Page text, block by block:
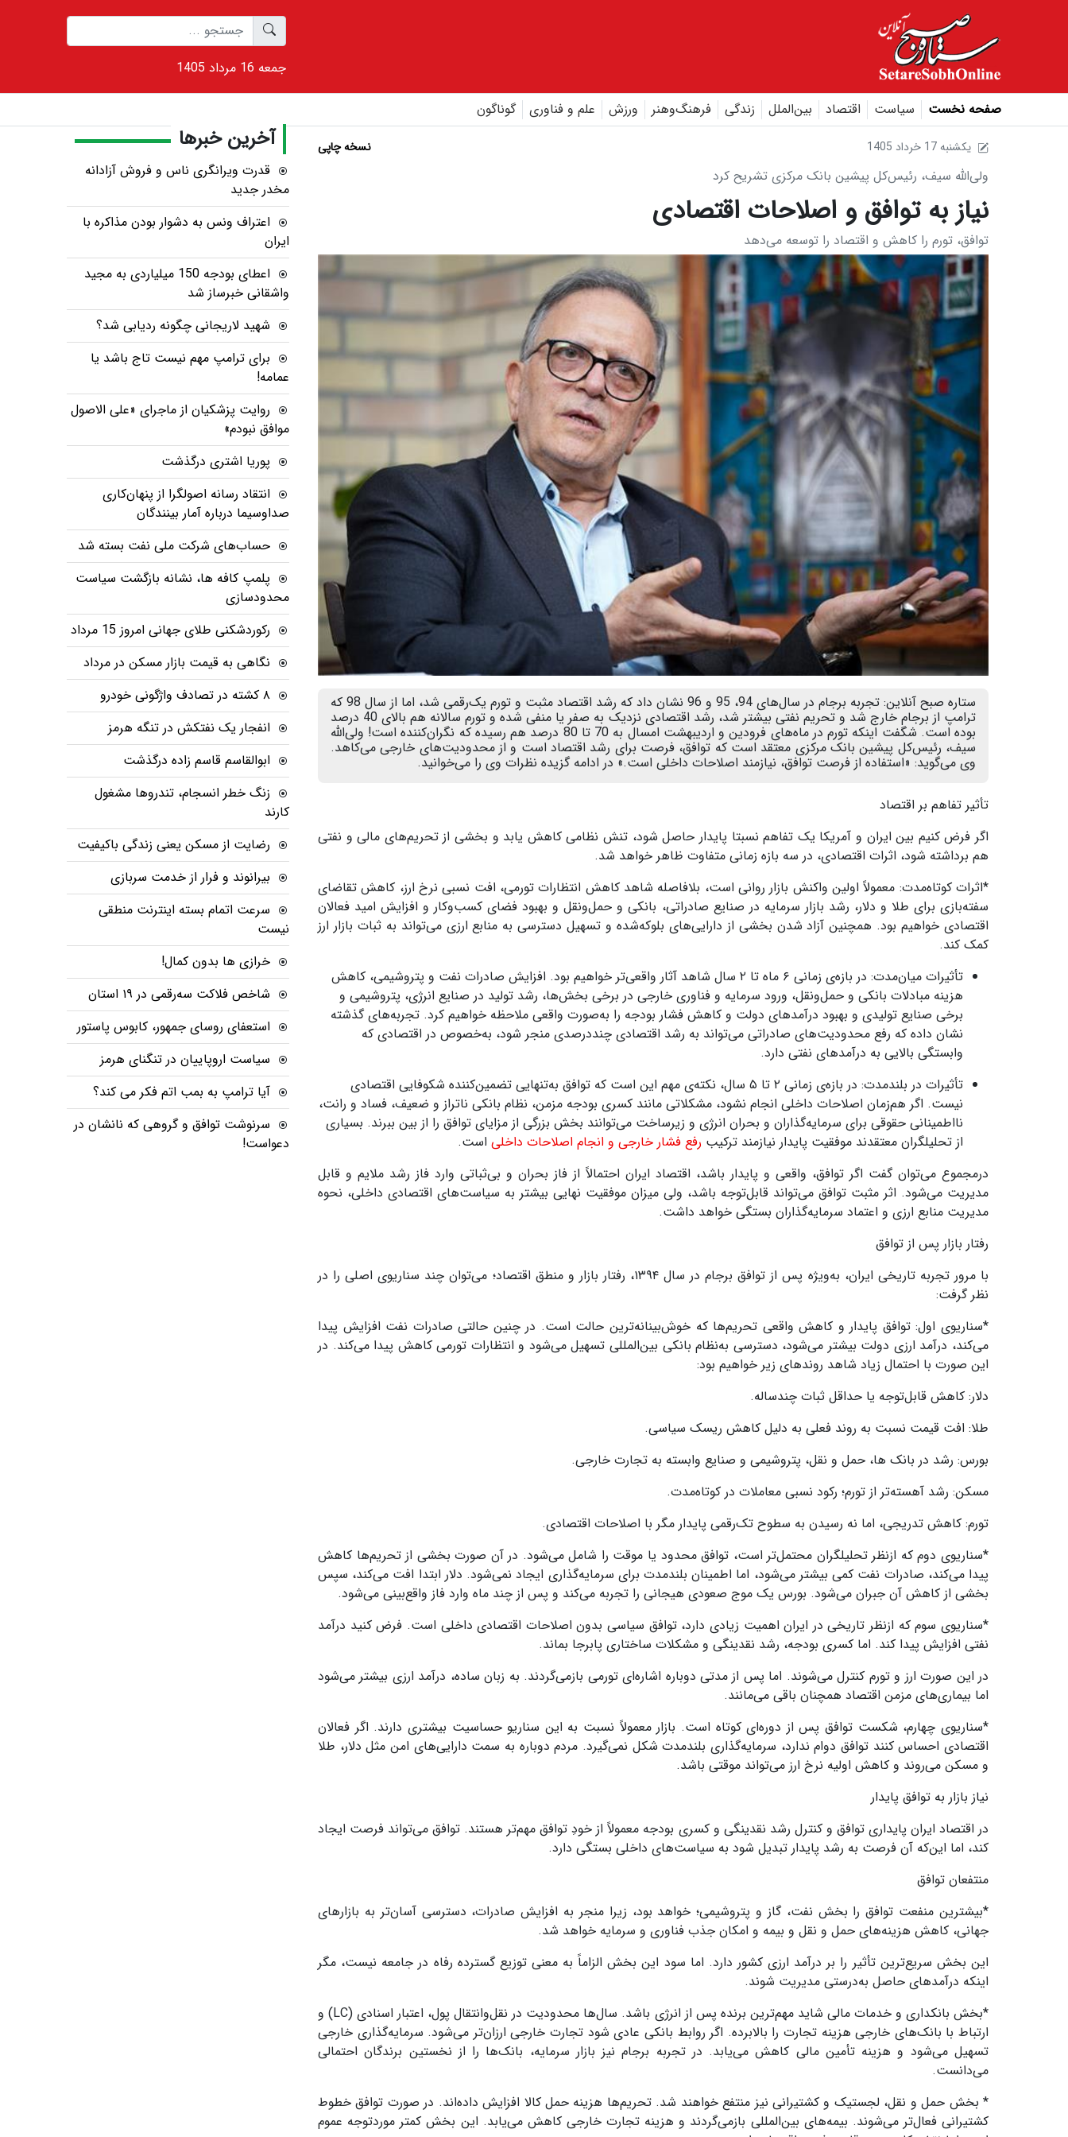
1405 جمعه 16 مرداد
صفحه نخست سیاست اقتصاد بین‌الملل زندگی فرهنگ‌و‌هنر ورزش علم و فناوری گوناگون
1405 يکشنبه 17 خرداد نسخه چاپی
ولی‌الله سیف، رئیس‌کل پیشین بانک مرکزی تشریح کرد
نیاز به توافق و اصلاحات اقتصادی
توافق، تورم را کاهش و اقتصاد را توسعه می‌دهد
ستاره صبح آنلاین: تجربه برجام در سال‌های 94، 95 و 96 نشان داد که رشد اقتصاد مثبت و تورم یک‌رقمی شد، اما از سال 98 که
ترامپ از برجام خارج شد و تحریم نفتی بیشتر شد، رشد اقتصادی نزدیک به صفر یا منفی شده و تورم سالانه هم بالای 40 درصد
بوده است. شگفت اینکه تورم در ماه‌های فرودین و اردیبهشت امسال به 70 تا 80 درصد هم رسیده که نگران‌کننده است! ولی‌الله
سیف، رئیس‌کل پیشین بانک مرکزی معتقد است که توافق، فرصت برای رشد اقتصاد است و از محدودیت‌های خارجی می‌کاهد.
وی می‌گوید: «استفاده از فرصت توافق، نیازمند اصلاحات داخلی است.» در ادامه گزیده نظرات وی را می‌خوانید.
تأثیر تفاهم بر اقتصاد
اگر فرض کنیم بین ایران و آمریکا یک تفاهم نسبتا پایدار حاصل شود، تنش نظامی کاهش یابد و بخشی از تحریم‌های مالی و نفتی
هم برداشته شود، اثرات اقتصادی، در سه بازه زمانی متفاوت ظاهر خواهد شد.
*اثرات کوتاه‌مدت: معمولاً اولین واکنش بازار روانی است، بلافاصله شاهد کاهش انتظارات تورمی، افت نسبی نرخ ارز، کاهش تقاضای
سفته‌بازی برای طلا و دلار، رشد بازار سرمایه در صنایع صادراتی، بانکی و حمل‌ونقل و بهبود فضای کسب‌وکار و افزایش امید فعالان
اقتصادی خواهیم بود. همچنین آزاد شدن بخشی از دارایی‌های بلوکه‌شده و تسهیل دسترسی به منابع ارزی می‌تواند به ثبات بازار ارز
کمک کند.
تأثیرات میان‌مدت: در بازه‌ی زمانی ۶ ماه تا ۲ سال شاهد آثار واقعی‌تر خواهیم بود. افزایش صادرات نفت و پتروشیمی، کاهش
هزینه مبادلات بانکی و حمل‌ونقل، ورود سرمایه و فناوری خارجی در برخی بخش‌ها، رشد تولید در صنایع انرژی، پتروشیمی و
برخی صنایع تولیدی و بهبود درآمدهای دولت و کاهش فشار بودجه را به‌صورت واقعی ملاحظه خواهیم کرد. تجربه‌های گذشته
نشان داده که رفع محدودیت‌های صادراتی می‌تواند به رشد اقتصادی چنددرصدی منجر شود، به‌خصوص در اقتصادی که
وابستگی بالایی به درآمدهای نفتی دارد.
تأثیرات در بلندمدت: در بازه‌ی زمانی ۲ تا ۵ سال، نکته‌ی مهم این است که توافق به‌تنهایی تضمین‌کننده شکوفایی اقتصادی
نیست. اگر هم‌زمان اصلاحات داخلی انجام نشود، مشکلاتی مانند کسری بودجه مزمن، نظام بانکی ناتراز و ضعیف، فساد و رانت،
نااطمینانی حقوقی برای سرمایه‌گذاران و بحران انرژی و زیرساخت می‌توانند بخش بزرگی از مزایای توافق را از بین ببرند. بسیاری
از تحلیلگران معتقدند موفقیت پایدار نیازمند ترکیب رفع فشار خارجی و انجام اصلاحات داخلی است.
درمجموع می‌توان گفت اگر توافق، واقعی و پایدار باشد، اقتصاد ایران احتمالاً از فاز بحران و بی‌ثباتی وارد فاز رشد ملایم و قابل
مدیریت می‌شود. اثر مثبت توافق می‌تواند قابل‌توجه باشد، ولی میزان موفقیت نهایی بیشتر به سیاست‌های اقتصادی داخلی، نحوه
مدیریت منابع ارزی و اعتماد سرمایه‌گذاران بستگی خواهد داشت.
رفتار بازار پس از توافق
با مرور تجربه تاریخی ایران، به‌ویژه پس از توافق برجام در سال۱۳۹۴، رفتار بازار و منطق اقتصاد؛ می‌توان چند سناریوی اصلی را در
نظر گرفت:
*سناریوی اول: توافق پایدار و کاهش واقعی تحریم‌ها که خوش‌بینانه‌ترین حالت است. در چنین حالتی صادرات نفت افزایش پیدا
می‌کند، درآمد ارزی دولت بیشتر می‌شود، دسترسی به‌نظام بانکی بین‌المللی تسهیل می‌شود و انتظارات تورمی کاهش پیدا می‌کند. در
این صورت با احتمال زیاد شاهد روندهای زیر خواهیم بود:
دلار: کاهش قابل‌توجه یا حداقل ثبات چندساله.
طلا: افت قیمت نسبت به روند فعلی به دلیل کاهش ریسک سیاسی.
بورس: رشد در بانک ‌ها، حمل ‌و نقل، پتروشیمی و صنایع وابسته به تجارت خارجی.
مسکن: رشد آهسته‌تر از تورم؛ رکود نسبی معاملات در کوتاه‌مدت.
تورم: کاهش تدریجی، اما نه رسیدن به سطوح تک‌رقمی پایدار مگر با اصلاحات اقتصادی.
*سناریوی دوم که ازنظر تحلیلگران محتمل‌تر است، توافق محدود یا موقت را شامل می‌شود. در آن صورت بخشی از تحریم‌ها کاهش
پیدا می‌کند، صادرات نفت کمی بیشتر می‌شود، اما اطمینان بلندمدت برای سرمایه‌گذاری ایجاد نمی‌شود. دلار ابتدا افت می‌کند، سپس
بخشی از کاهش آن جبران می‌شود. بورس یک موج صعودی هیجانی را تجربه می‌کند و پس از چند ماه وارد فاز واقع‌بینی می‌شود.
*سناریوی سوم که ازنظر تاریخی در ایران اهمیت زیادی دارد، توافق سیاسی بدون اصلاحات اقتصادی داخلی است. فرض کنید درآمد
نفتی افزایش پیدا کند. اما کسری بودجه، رشد نقدینگی و مشکلات ساختاری پابرجا بماند.
در این صورت ارز و تورم کنترل می‌شوند. اما پس از مدتی دوباره اشاره‌ای تورمی بازمی‌گردند. به زبان ساده، درآمد ارزی بیشتر می‌شود
اما بیماری‌های مزمن اقتصاد همچنان باقی می‌مانند.
*سناریوی چهارم، شکست توافق پس از دوره‌ای کوتاه است. بازار معمولاً نسبت به این سناریو حساسیت بیشتری دارند. اگر فعالان
اقتصادی احساس کنند توافق دوام ندارد، سرمایه‌گذاری بلندمدت شکل نمی‌گیرد. مردم دوباره به سمت دارایی‌های امن مثل دلار، طلا
و مسکن می‌روند و کاهش اولیه نرخ ارز می‌تواند موقتی باشد.
نیاز بازار به توافق پایدار
در اقتصاد ایران پایداری توافق و کنترل رشد نقدینگی و کسری بودجه معمولاً از خودِ توافق مهم‌تر هستند. توافق می‌تواند فرصت ایجاد
کند، اما این‌که آن فرصت به رشد پایدار تبدیل شود به سیاست‌های داخلی بستگی دارد.
منتفعان توافق
*بیشترین منفعت توافق را بخش نفت، گاز و پتروشیمی؛ خواهد بود، زیرا منجر به افزایش صادرات، دسترسی آسان‌تر به بازارهای
جهانی، کاهش هزینه‌های حمل ‌و نقل و بیمه و امکان جذب فناوری و سرمایه خواهد شد.
این بخش سریع‌ترین تأثیر را بر درآمد ارزی کشور دارد. اما سود این بخش الزاماً به معنی توزیع گسترده رفاه در جامعه نیست، مگر
اینکه درآمدهای حاصل به‌درستی مدیریت شوند.
*بخش بانکداری و خدمات مالی شاید مهم‌ترین برنده پس از انرژی باشد. سال‌ها محدودیت در نقل‌وانتقال پول، اعتبار اسنادی(LC) و
ارتباط با بانک‌های خارجی هزینه تجارت را بالابرده. اگر روابط بانکی عادی شود تجارت خارجی ارزان‌تر می‌شود. سرمایه‌گذاری خارجی
تسهیل می‌شود و هزینه تأمین مالی کاهش می‌یابد. در تجربه برجام نیز بازار سرمایه، بانک‌ها را از نخستین برندگان احتمالی
می‌دانست.
* بخش حمل‌ و نقل، لجستیک و کشتیرانی نیز منتفع خواهند شد. تحریم‌ها هزینه حمل کالا افزایش داده‌اند. در صورت توافق خطوط
کشتیرانی فعال‌تر می‌شوند. بیمه‌های بین‌المللی بازمی‌گردند و هزینه تجارت خارجی کاهش می‌یابد. این بخش کمتر موردتوجه عموم
آخرین خبرها
قدرت ویرانگری ناس و فروش آزادانه
مخدر جدید
اعتراف ونس به دشوار بودن مذاکره با
ایران
اعطای بودجه 150 میلیاردی به مجید
واشقانی خبرساز شد
شهید لاریجانی چگونه ردیابی شد؟
برای ترامپ مهم نیست تاج باشد یا
عمامه!
روایت پزشکیان از ماجرای «علی الاصول
موافق نبودم»
پوریا اشتری درگذشت
انتقاد رسانه اصولگرا از پنهان‌کاری
صداوسیما درباره آمار بینندگان
حساب‌های شرکت ملی نفت بسته شد
پلمپ کافه ها، نشانه بازگشت سیاست
محدودسازی
رکوردشکنی طلای جهانی امروز 15 مرداد
نگاهی به قیمت بازار مسکن در مرداد
۸ کشته در تصادف واژگونی خودرو
انفجار یک نفتکش در تنگه هرمز
ابوالقاسم قاسم زاده درگذشت
زنگ خطر انسجام، تندروها مشغول
کارند
رضایت از مسکن یعنی زندگی باکیفیت
بیرانوند و فرار از خدمت سربازی
سرعت اتمام بسته‌ اینترنت منطقی
نیست
خرازی ها بدون کمال!
شاخص فلاکت سه‌رقمی در ۱۹ استان
استعفای روسای جمهور، کابوس پاستور
سیاست اروپاییان در تنگنای هرمز
آیا ترامپ به بمب اتم فکر می کند؟
سرنوشت توافق و گروهی که نانشان در
دعواست!